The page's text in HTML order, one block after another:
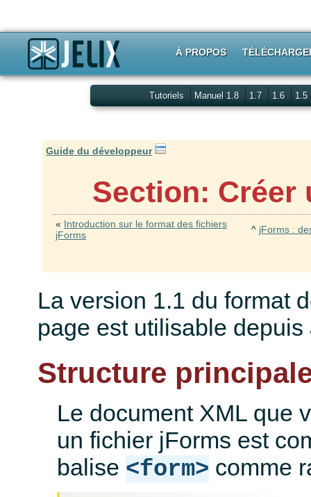
À PROPOS
Tutoriels Manuel 1.8 1.7 1.6 1.5
Guide du développeur
Section: Créer
« Introduction sur le format des fichiers
jForms
^ jForms :
La version 1.1 du format
page est utilisable depuis
Structure
Le document XML que
un fichier jForms est
balise <form> comme